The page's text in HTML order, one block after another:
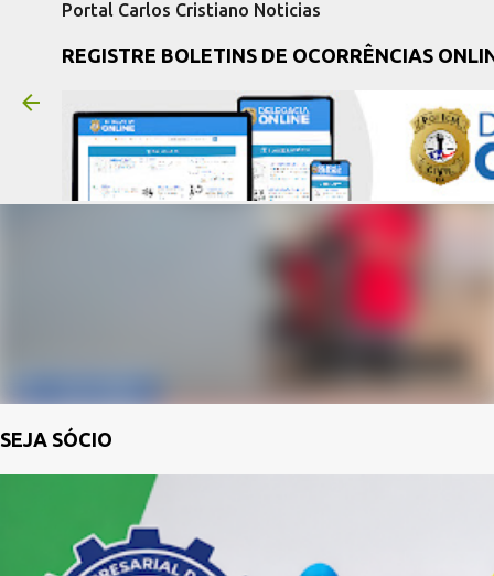
Portal Carlos Cristiano Noticias
REGISTRE BOLETINS DE OCORRÊNCIAS
SEJA SÓCIO